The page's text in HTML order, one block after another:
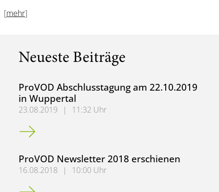
[mehr]
Neueste Beiträge
ProVOD Abschlusstagung am 22.10.2019
in Wuppertal
23.08.2019 |
11:32 Uhr
ProVOD Abschlusstagung am 22.10.2019 in Wuppertal
ProVOD Newsletter 2018 erschienen
16.08.2018 |
10:00 Uhr
ProVOD Newsletter 2018 erschienen